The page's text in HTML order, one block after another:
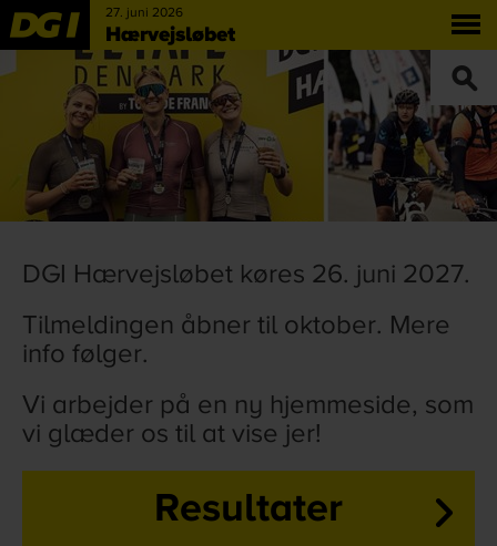
27. juni 2026
Hærvejsløbet
DGI Hærvejsløbet køres 26. juni 2027.
Tilmeldingen åbner til oktober. Mere
info følger.
Vi arbejder på en ny hjemmeside, som
vi glæder os til at vise jer!
Resultater